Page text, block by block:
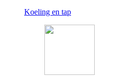
Koeling en tap